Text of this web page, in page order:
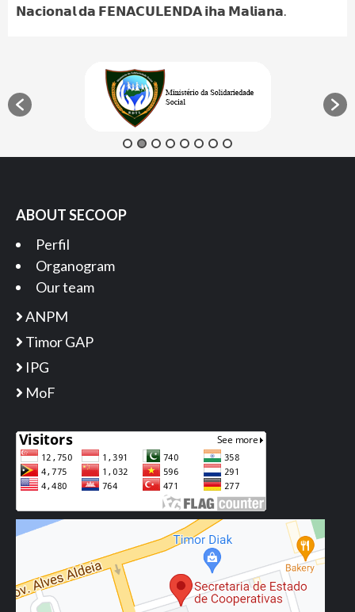
𝗡𝗮𝗰𝗶𝗼𝗻𝗮𝗹 𝗱𝗮 𝗙𝗘𝗡𝗔𝗖𝗨𝗟𝗘𝗡𝗗𝗔 𝗶𝗵𝗮 𝗠𝗮𝗹𝗶𝗮𝗻𝗮.
ABOUT SECOOP
Perfil
Organogram
Our team
ANPM
Timor GAP
IPG
MoF